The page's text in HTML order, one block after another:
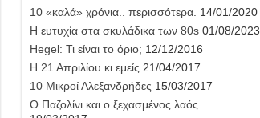
10 «καλά» χρόνια.. περισσότερα. 14/01/2020
Η ευτυχία στα σκυλάδικα των 80s01/08/2023
Hegel: Τι είναι το όριο; 12/12/2016
Η 21 Απριλίου κι εμείς 21/04/2017
10 Μικροί Αλεξανδρήδες 15/03/2017
Ο Παζολίνι και ο ξεχασμένος λαός..